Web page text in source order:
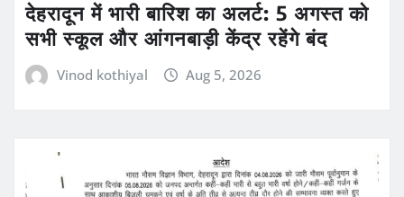
देहरादून में भारी बारिश का अलर्ट: 5 अगस्त को
सभी स्कूल और आंगनबाड़ी केंद्र रहेंगे बंद
Vinod kothiyal Aug 5, 2026